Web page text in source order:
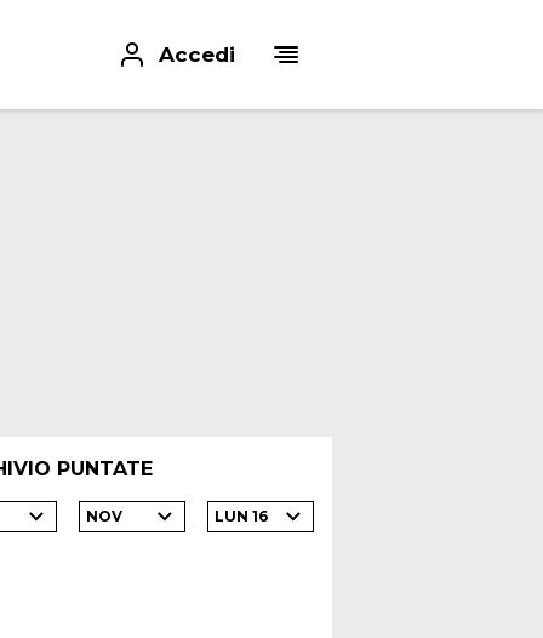
Accedi
PUNTATE
NOV LUN 16